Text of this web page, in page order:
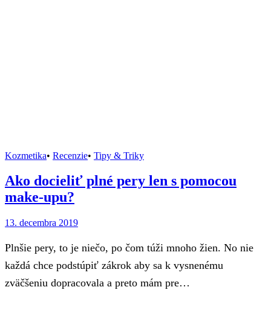
Kozmetika• Recenzie• Tipy & Triky
Ako docieliť plné pery len s pomocou
make-upu?
13. decembra 2019
Plnšie pery, to je niečo, po čom túži mnoho žien. No nie
každá chce podstúpiť zákrok aby sa k vysnenému
zväčšeniu dopracovala a preto mám pre…